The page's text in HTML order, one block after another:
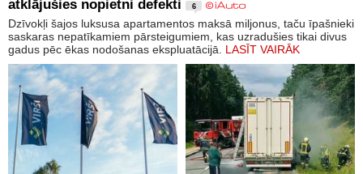
atklājušies nopietni defekti 6
Dzīvokļi šajos luksusa apartamentos maksā miljonus, taču īpašnieki
saskaras nepatīkamiem pārsteigumiem, kas uzradušies tikai divus
gadus pēc ēkas nodošanas ekspluatācijā. LASĪT VAIRĀK